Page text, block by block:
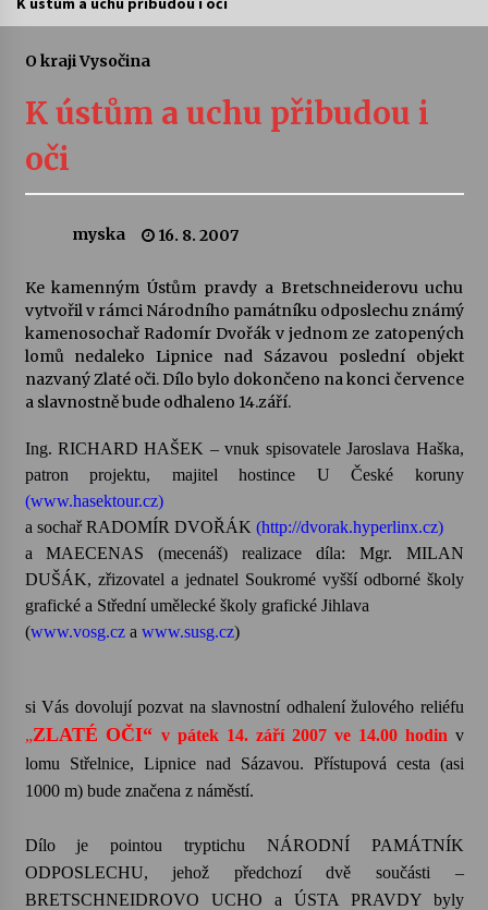
Sukuba Ensemble
Vernisáž výstavy Josefíny Duškové: Stávám se
Veselí muzikanti
Pozvánka na integrační festival Quijotova
šedesátka: 28. 7.–1. 8. 2026
28. 7. 2026
Jenakaši
28. 7. 2026
Votavžatský ploty
23. 7. 2026
Letní koncerty ve Stromovce: Rufus Miller
Vysočinka
17. 7. 2026
14. 7. 2026
O kraji Vysočina
K ústům a uchu přibudou i
oči
myska 16. 8. 2007
Ke kamenným Ústům pravdy a Bretschneiderovu uchu
vytvořil v rámci Národního památníku odposlechu známý
kamenosochař Radomír Dvořák v jednom ze zatopených
lomů nedaleko Lipnice nad Sázavou poslední objekt
nazvaný Zlaté oči. Dílo bylo dokončeno na konci července
a slavnostně bude odhaleno 14.září.
Ing. RICHARD HAŠEK – vnuk spisovatele Jaroslava Haška,
patron projektu, majitel hostince U České koruny
(www.hasektour.cz)
a sochař RADOMÍR DVOŘÁK (http://dvorak.hyperlinx.cz)
a MAECENAS (mecenáš) realizace díla: Mgr. MILAN
DUŠÁK, zřizovatel a jednatel Soukromé vyšší odborné školy
grafické a Střední umělecké školy grafické Jihlava
(www.vosg.cz a www.susg.cz)
si Vás dovolují pozvat na slavnostní odhalení žulového reliéfu
„ZLATÉ OČI“v pátek 14. září 2007 ve 14.00 hodin v
lomu Střelnice, Lipnice nad Sázavou. Přístupová cesta (asi
1000 m) bude značena z náměstí.
Dílo je pointou tryptichu NÁRODNÍ PAMÁTNÍK
ODPOSLECHU, jehož předchozí dvě součásti –
BRETSCHNEIDROVO UCHO a ÚSTA PRAVDY byly